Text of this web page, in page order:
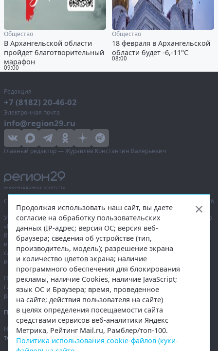
09:00
Общество
В Архангельской области
пройдет благотворительный
марафон
08:00
Общество
18 февраля в Архангельской
области будет -6,-11°С
Редакция
+7 (8182) 20-46-02
Электронная почта
info@region29.ru
Главный редактор — Журавлёв Константин Валерьевич
Сетевое издание «Информационное агентство Регион 29»,
© 2016–2026
Учредитель — общество с ограниченной ответственностью «Агентство
«Правда Севера».
Выписка из реестра зарегистрированных средств массовой
информации:
ЭЛ № ФС 77-74226 от 09.11.2018 выдано Федеральной
службой по надзору в сфере связи, информационных технологий
и массовых коммуникаций (Роскомнадзор).
При полном или частичном использовании любых материалов
гиперссылка на region29.ruобязательна. Копирование материалов без
разрешения администрации сайта запрещено.
Правовая информация.
На информационном ресурсе применяютсярекомендательные
технологии.
Продолжая использовать наш сайт, вы даете
согласие на обработку пользовательских
данных (IP-адрес; версия ОС; версия веб-
браузера; сведения об устройстве (тип,
производитель, модель); разрешение экрана
и количество цветов экрана; наличие
программного обеспечения для блокирования
рекламы, наличие Cookies, наличие JavaScript;
язык ОС и Браузера; время, проведенное
на сайте; действия пользователя на сайте)
в целях определения посещаемости сайта
средствами сервисов веб-аналитики Яндекс
Метрика, Рейтинг Mail.ru, Рамблер/топ-100.
Политика использования cookie-файлов (куки-